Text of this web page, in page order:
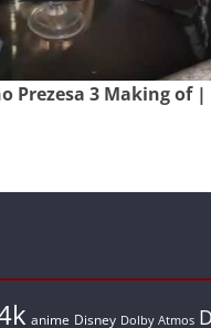
Prezesa 3 Making of |
anime Disney Dolby Atmos